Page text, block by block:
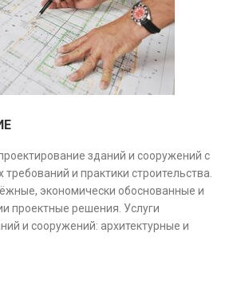
зданий и сооружений с
и практики строительства.
экономически обоснованные и
проектные решения. Услуги
и сооружений: архитектурные и
Полный цикл работ с учётом норм и